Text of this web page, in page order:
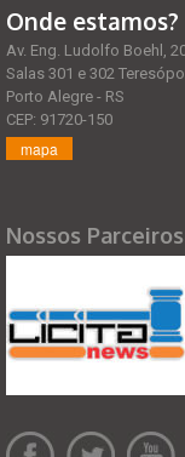
Onde estamos?
Av. Eng. Ludolfo Boehl,
Salas 301 e 302
Porto Alegre - RS
CEP: 91720-150
mapa
Nossos Parceiros